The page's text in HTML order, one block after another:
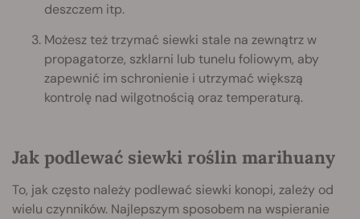
deszczem itp.
Możesz też trzymać siewki stale na zewnątrz w
propagatorze, szklarni lub tunelu foliowym, aby
zapewnić im schronienie i utrzymać większą
kontrolę nad wilgotnością oraz temperaturą.
Jak podlewać siewki roślin marihuany
To, jak często należy podlewać siewki konopi, zależy od
wielu czynników. Najlepszym sposobem na wspieranie